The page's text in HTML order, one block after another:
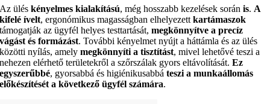
Az üléskényelmes kialakítású, még hosszabb kezelések soránis. A
kifelé ívelt, ergonómikus magasságban elhelyezettkartámaszok
támogatják az ügyfél helyes testtartását,megkönnyítve a precíz
vágást és formázást. További kényelmet nyújt a háttámla és az ülés
közötti nyílás, amelymegkönnyíti a tisztítást, mivel lehetővé teszi a
nehezen elérhető területekről a szőrszálak gyors eltávolítását.Ez
egyszerűbbé, gyorsabbá és higiénikusabbáteszi a munkaállomás
előkészítését a következő ügyfél számára.